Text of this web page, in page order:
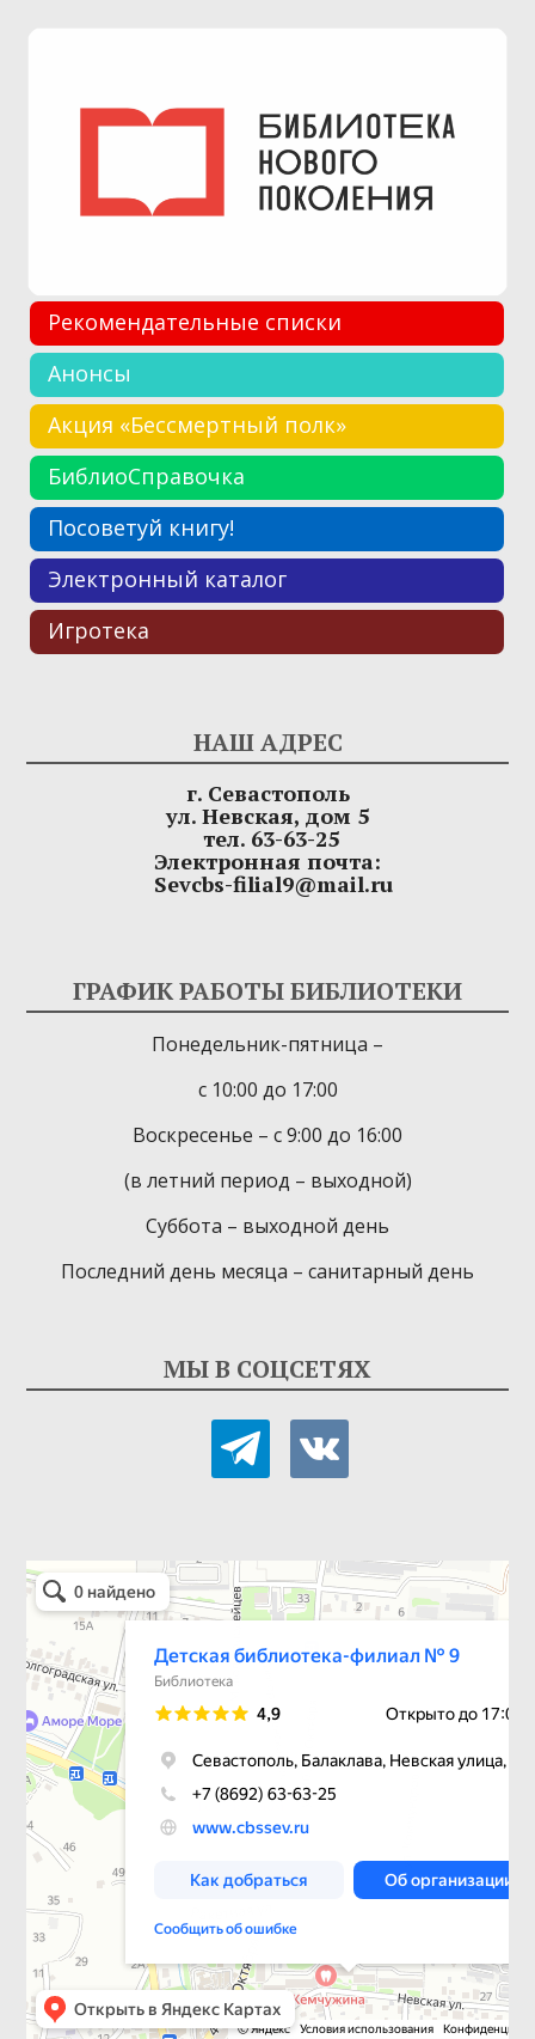
Рекомендательные списки
Анонсы
Акция «Бессмертный полк»
БиблиоСправочка
Посоветуй книгу!
Электронный каталог
Игротека
НАШ АДРЕС
г. Севастополь
ул. Невская, дом 5
тел. 63-63-25
Электронная почта:
Sevcbs-filial9@mail.ru
ГРАФИК РАБОТЫ БИБЛИОТЕКИ
Понедельник-пятница –
с 10:00 до 17:00
Воскресенье – с 9:00 до 16:00
(в летний период – выходной)
Суббота – выходной день
Последний день месяца – санитарный день
МЫ В СОЦСЕТЯХ
telegram vkontakte
Детская библиотека-филиал № 9
Библиотека в Севастополе